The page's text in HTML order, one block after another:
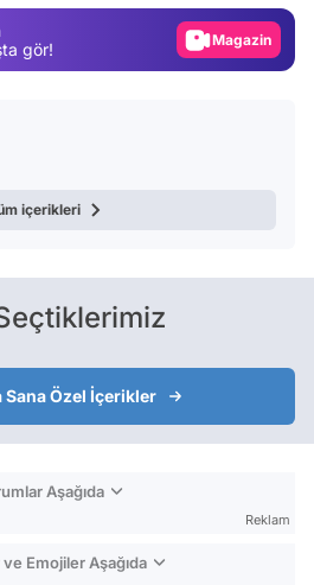
gör!
Magazin
içerikleri
Sana Özel İçerikler
Aşağıda
Reklam
Emojiler Aşağıda